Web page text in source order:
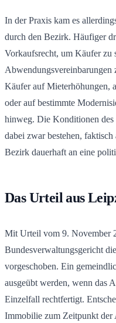
In der Praxis kam es
durch den Bezirk. Häufiger
Vorkaufsrecht, um Käufer zu
Abwendungsvereinbarungen
Käufer auf Mieterhöhungen,
oder auf bestimmte
hinweg. Die Konditionen
dabei zwar bestehen,
Bezirk dauerhaft an eine
Das Urteil aus
Mit Urteil vom 9. November
Bundesverwaltungsgericht
vorgeschoben. Ein
ausgeübt werden, wenn das
Einzelfall rechtfertigt.
Immobilie zum Zeitpunkt der